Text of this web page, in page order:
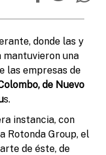
donde las y
mantuvieron una
las empresas de
de Nuevo
s.
instancia, con
Rotonda Group, el
de éste, de